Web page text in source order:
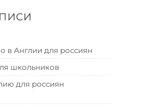
в Англии для россиян
школьников
для россиян